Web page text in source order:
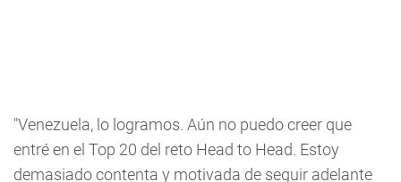
"Venezuela, lo logramos. Aún no puedo creer que
entré en el Top 20 del reto Head to Head. Estoy
demasiado contenta y motivada de seguir adelante